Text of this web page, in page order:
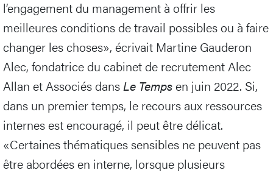
l’engagement du management à offrir les
meilleures conditions de travail possibles ou à faire
changer les choses», écrivait Martine Gauderon
Alec, fondatrice du cabinet de recrutement Alec
Allan et Associés dans Le Tempsen juin 2022. Si,
dans un premier temps, le recours aux ressources
internes est encouragé, il peut être délicat.
«Certaines thématiques sensibles ne peuvent pas
être abordées en interne, lorsque plusieurs